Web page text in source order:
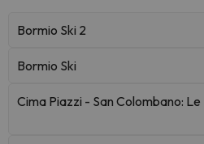
Bormio Ski 2
Bormio Ski
Cima Piazzi - San Colombano: